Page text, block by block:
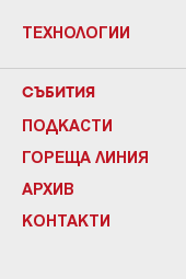
ТЕХНОЛОГИИ
СЪБИТИЯ
ПОДКАСТИ
ГОРЕЩА ЛИНИЯ
АРХИВ
КОНТАКТИ